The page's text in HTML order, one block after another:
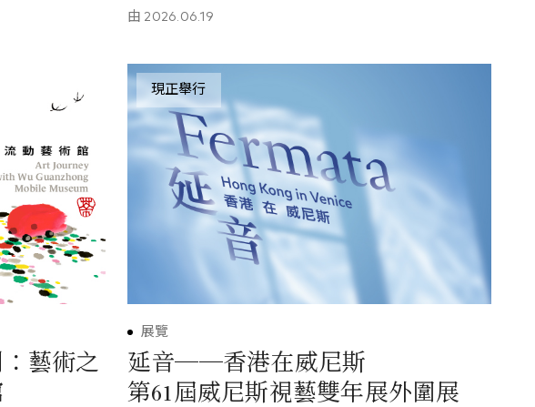
由 2026.06.19
藝術之
現正舉行
展覽
延音──香港在威尼斯
第61屆威尼斯視藝雙年展外圍展